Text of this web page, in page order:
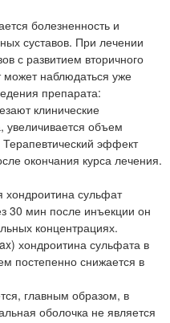
болезненность и
суставов. При лечении
с развитием вторичного
наблюдаться уже
препарата:
клинические
увеличивается объем
эффект
окончания курса лечения.
хондроитина сульфат
30 мин после инъекции он
концентрациях.
хондроитина сульфата в
постепенно снижается в
главным образом, в
оболочка не является